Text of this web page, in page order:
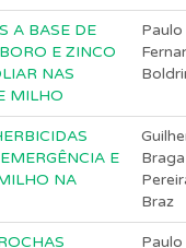
A BASE DE
E ZINCO
NAS
MILHO
Paulo
E
NA
Braga
Braz
Paulo